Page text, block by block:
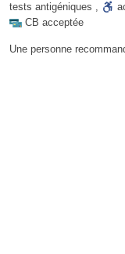
tests antigéniques ,
CB acceptée
Une personne